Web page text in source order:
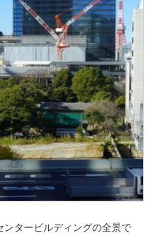
タービルディングの全景で